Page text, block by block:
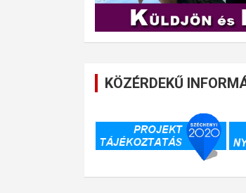
KÖZÉRDEKŰ